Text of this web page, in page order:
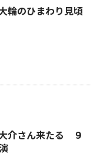
輪のひまわり見頃
介さん来たる ９